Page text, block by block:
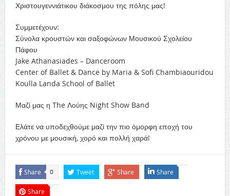
Χριστουγεννιάτικου διάκοσμου της πόλης μας!
Συμμετέχουν:
Σύνολα κρουστών και σαξοφώνων Μουσικού Σχολείου
Πάφου
Jake Athanasiades – Danceroom
Center of Ballet & Dance by Maria & Sofi Chambiaouridou
Koulla Landa School of Ballet
Μαζί μας η The Λούης Night Show Band
Ελάτε να υποδεχθούμε μαζί την πιο όμορφη εποχή του
χρόνου με μουσική, χορό και πολλή χαρά!
Share 0 Tweet Share Share
Share